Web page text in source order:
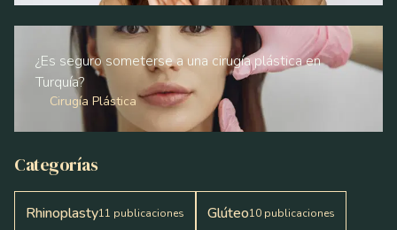
¿Es seguro someterse a una cirugía plástica en
Turquía?
Cirugía Plástica
Categorías
Rhinoplasty11 publicaciones Glúteo10 publicaciones